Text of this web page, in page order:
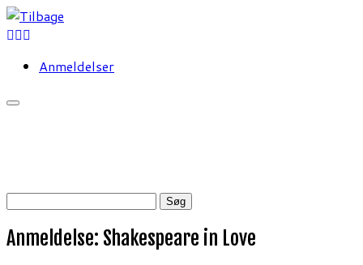
Fortsæt
til
Anmeldelser
Søg
Anmeldelse: Shakespeare in Love